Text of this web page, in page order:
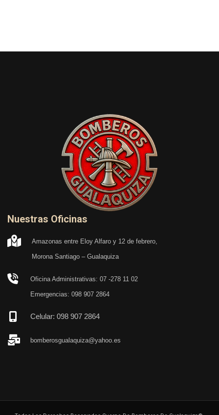
Nuestras Oficinas
Amazonas entre Eloy Alfaro y 12 de febrero,
Morona Santiago – Gualaquiza
Oficina Administrativas: 07 -278 11 02
Emergencias: 098 907 2864
Celular: 098 907 2864
bomberosgualaquiza@yahoo.es